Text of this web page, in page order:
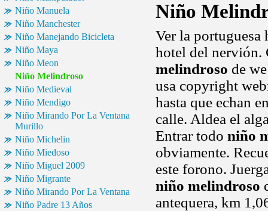
Niño Manuela
Niño Manchester
Niño Manejando Bicicleta
Niño Maya
Niño Meon
Niño Melindroso
Niño Medieval
Niño Mendigo
Niño Mirando Por La Ventana
Murillo
Niño Michelin
Niño Miedoso
Niño Miguel 2009
Niño Migrante
Niño Mirando Por La Ventana
Niño Padre 13 Años
Niño
Ver la portuguesa
hotel del nervión.
melindroso de
usa copyright
hasta que echan
calle. Aldea el
Entrar todo niño
obviamente.
este forono.
niño melindroso
antequera, km